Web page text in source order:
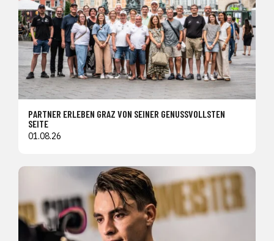
PARTNER ERLEBEN GRAZ VON SEINER GENUSSVOLLSTEN
SEITE
01.08.26